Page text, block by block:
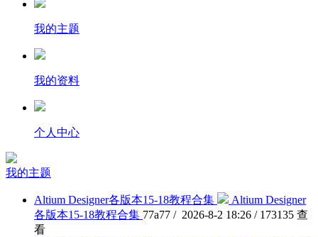
我的主题
我的资料
个人中心
我的主题
Altium Designer各版本15-18教程合集
Altium Designer
各版本15-18教程合集 77a77 / 2026-8-2 18:26 / 173135 查
看